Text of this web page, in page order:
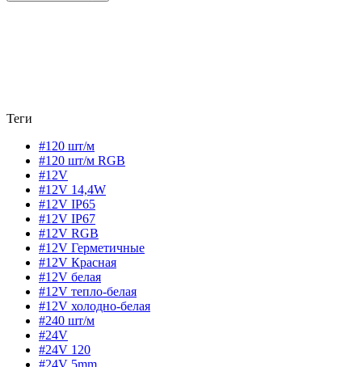
Теги
#120 шт/м
#120 шт/м RGB
#12V
#12V 14,4W
#12V IP65
#12V IP67
#12V RGB
#12V Герметичные
#12V Красная
#12V белая
#12V тепло-белая
#12V холодно-белая
#240 шт/м
#24V
#24V 120
#24V 5mm